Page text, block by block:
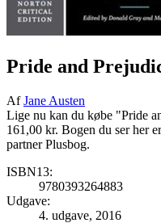
Pride and
AfJane Austen
Lige nu kan du købe "Pride
161,00 kr. Bogen du ser her
partner Plusbog.
ISBN13:
9780393264883
Udgave:
4. udgave, 2016